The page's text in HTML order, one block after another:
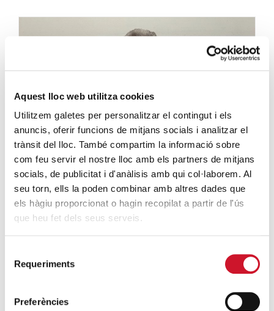
Aquest lloc web utilitza cookies
Utilitzem galetes per personalitzar el contingut i els
anuncis, oferir funcions de mitjans socials i analitzar el
trànsit del lloc. També compartim la informació sobre
com feu servir el nostre lloc amb els partners de mitjans
socials, de publicitat i d'anàlisis amb qui col·laborem. Al
seu torn, ells la poden combinar amb altres dades que
els hàgiu proporcionat o hagin recopilat a partir de l'ús
que heu fet dels seus serveis.
Requeriments
Preferències
VOLUNTARIADO
las personas